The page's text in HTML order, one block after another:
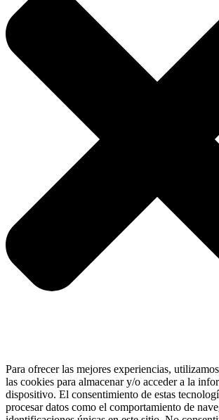
Para ofrecer las mejores experiencias,
las cookies para almacenar y/o acceder a la
dispositivo. El consentimiento de estas
procesar datos como el comportamiento de